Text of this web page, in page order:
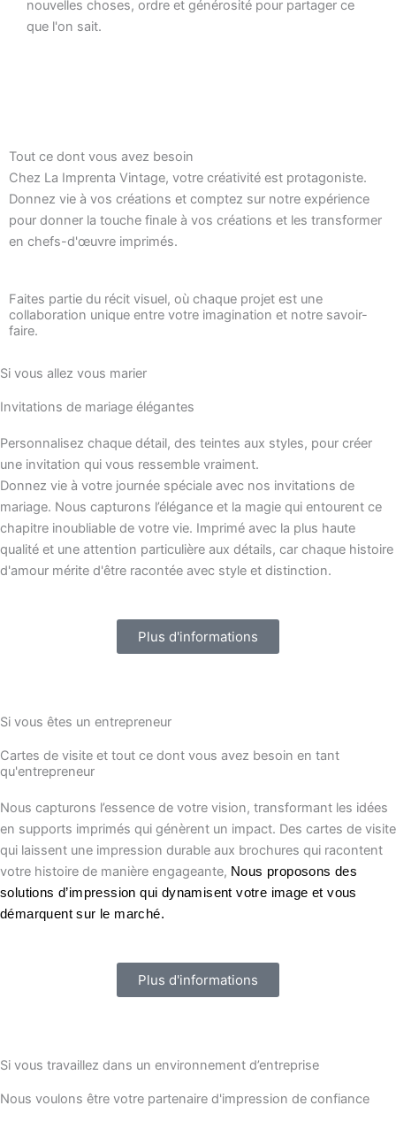
nouvelles choses, ordre et générosité pour partager ce
que l'on sait.
Tout ce dont vous avez besoin
Chez La Imprenta Vintage, votre créativité est protagoniste.
Donnez vie à vos créations et comptez sur notre expérience
pour donner la touche finale à vos créations et les transformer
en chefs-d'œuvre imprimés.
Faites partie du récit visuel, où chaque projet est une
collaboration unique entre votre imagination et notre savoir-
faire.
Si vous allez vous marier
Invitations de mariage élégantes
Personnalisez chaque détail, des teintes aux styles, pour créer
une invitation qui vous ressemble vraiment.
Donnez vie à votre journée spéciale avec nos invitations de
mariage. Nous capturons l’élégance et la magie qui entourent ce
chapitre inoubliable de votre vie. Imprimé avec la plus haute
qualité et une attention particulière aux détails, car chaque histoire
d'amour mérite d'être racontée avec style et distinction.
Plus d'informations
Si vous êtes un entrepreneur
Cartes de visite et tout ce dont vous avez besoin en tant
qu'entrepreneur
Nous capturons l’essence de votre vision, transformant les idées
en supports imprimés qui génèrent un impact. Des cartes de visite
qui laissent une impression durable aux brochures qui racontent
votre histoire de manière engageante, Nous proposons des
solutions d’impression qui dynamisent votre image et vous
démarquent sur le marché.
Plus d'informations
Si vous travaillez dans un environnement d’entreprise
Nous voulons être votre partenaire d'impression de confiance